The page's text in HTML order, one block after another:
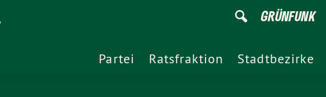
GRÜNFUNK
Partei Ratsfraktion Stadtbezirke